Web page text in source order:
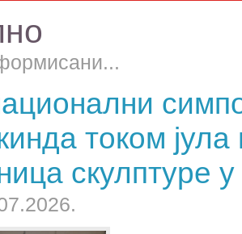
током
скулптуре